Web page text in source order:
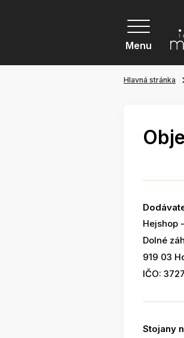
Menu
Hlavná stránka
Hejshop
Dolné
919 03
IČO:
Stojany